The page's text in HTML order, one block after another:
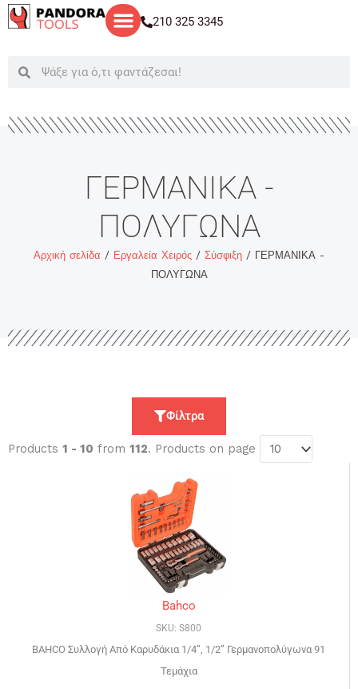
Μετάβαση
στο
210 325 3345
SearchSearch
ΓΕΡΜΑΝΙΚΑ -
ΠΟΛΥΓΩΝΑ
Αρχική σελίδα / Εργαλεία Χειρός / Σύσφιξη / ΓΕΡΜΑΝΙΚΑ -
ΠΟΛΥΓΩΝΑ
Φίλτρα
Products 1 - 10 from 112. Products on page
Bahco
SKU: S800
BAHCO Συλλογή Aπό Kαρυδάκια 1/4”, 1/2” Γερμανοπολύγωνα 91
Τεμάχια